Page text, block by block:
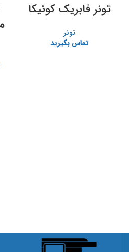
تونر فابریک کونیکا
تونر
تماس بگیرید